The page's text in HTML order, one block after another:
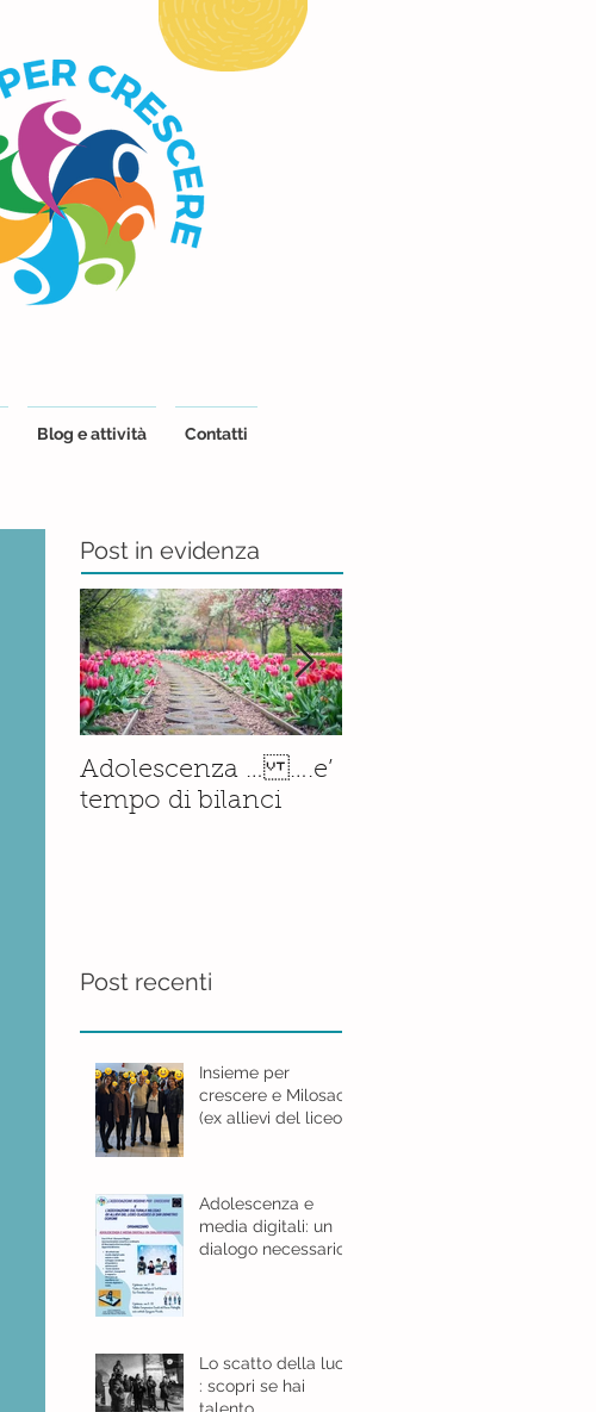
Blog e attività Contatti
Post in evidenza
Adolescenza … ….e’
tempo di bilanci
Post recenti
Insieme per
crescere e Milosao
(ex allievi del liceo
Adolescenza e
media digitali: un
dialogo necessario
Lo scatto della luce
: scopri se hai
talento